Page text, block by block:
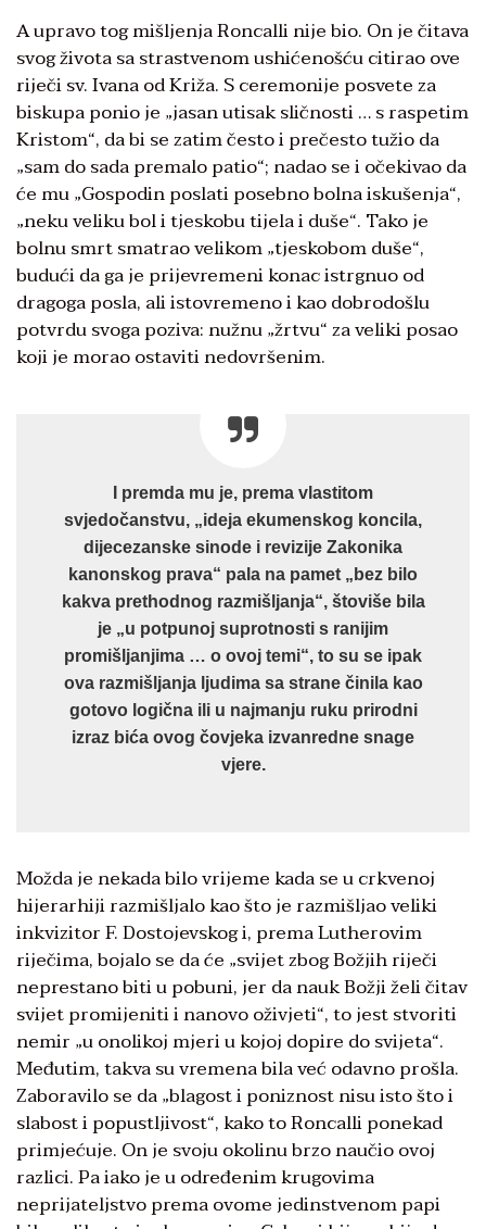
A upravo tog mišljenja Roncalli nije bio. On je čitava
svog života sa strastvenom ushićenošću citirao ove
riječi sv. Ivana od Križa. S ceremonije posvete za
biskupa ponio je „jasan utisak sličnosti … s raspetim
Kristom“, da bi se zatim često i prečesto tužio da
„sam do sada premalo patio“; nadao se i očekivao da
će mu „Gospodin poslati posebno bolna iskušenja“,
„neku veliku bol i tjeskobu tijela i duše“. Tako je
bolnu smrt smatrao velikom „tjeskobom duše“,
budući da ga je prijevremeni konac istrgnuo od
dragoga posla, ali istovremeno i kao dobrodošlu
potvrdu svoga poziva: nužnu „žrtvu“ za veliki posao
koji je morao ostaviti nedovršenim.
I premda mu je, prema vlastitom
svjedočanstvu, „ideja ekumenskog koncila,
dijecezanske sinode i revizije Zakonika
kanonskog prava“ pala na pamet „bez bilo
kakva prethodnog razmišljanja“, štoviše bila
je „u potpunoj suprotnosti s ranijim
promišljanjima … o ovoj temi“, to su se ipak
ova razmišljanja ljudima sa strane činila kao
gotovo logična ili u najmanju ruku prirodni
izraz bića ovog čovjeka izvanredne snage
vjere.
Možda je nekada bilo vrijeme kada se u crkvenoj
hijerarhiji razmišljalo kao što je razmišljao veliki
inkvizitor F. Dostojevskog i, prema Lutherovim
riječima, bojalo se da će „svijet zbog Božjih riječi
neprestano biti u pobuni, jer da nauk Božji želi čitav
svijet promijeniti i nanovo oživjeti“, to jest stvoriti
nemir „u onolikoj mjeri u kojoj dopire do svijeta“.
Međutim, takva su vremena bila već odavno prošla.
Zaboravilo se da „blagost i poniznost nisu isto što i
slabost i popustljivost“, kako to Roncalli ponekad
primjećuje. On je svoju okolinu brzo naučio ovoj
razlici. Pa iako je u određenim krugovima
neprijateljstvo prema ovome jedinstvenom papi